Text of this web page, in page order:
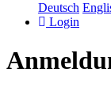
Deutsch
Login